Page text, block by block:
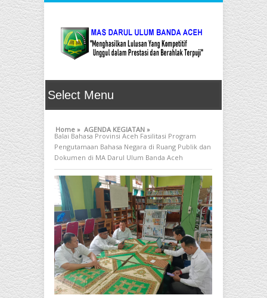
Home » AGENDA KEGIATAN »
Balai Bahasa Provinsi Aceh Fasilitasi Program
Pengutamaan Bahasa Negara di Ruang Publik dan
Dokumen di MA Darul Ulum Banda Aceh